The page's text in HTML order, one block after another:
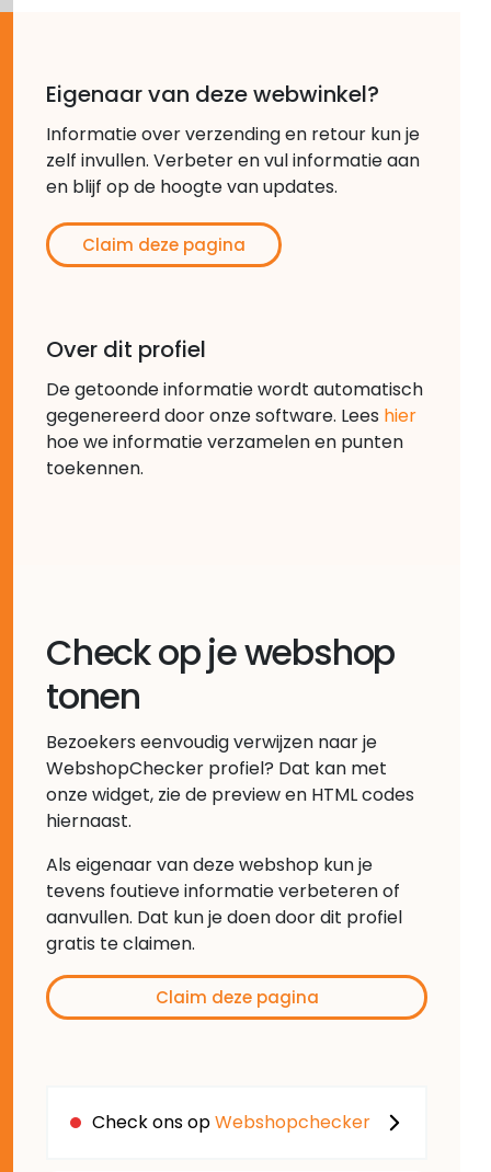
Eigenaar van deze webwinkel?
Informatie over verzending en retour kun je
zelf invullen. Verbeter en vul informatie aan
en blijf op de hoogte van updates.
Claim deze pagina
Over dit profiel
De getoonde informatie wordt automatisch
gegenereerd door onze software. Lees hier
hoe we informatie verzamelen en punten
toekennen.
Check op je webshop
tonen
Bezoekers eenvoudig verwijzen naar je
WebshopChecker profiel? Dat kan met
onze widget, zie de preview en HTML codes
hiernaast.
Als eigenaar van deze webshop kun je
tevens foutieve informatie verbeteren of
aanvullen. Dat kun je doen door dit profiel
gratis te claimen.
Claim deze pagina
Check ons opWebshopchecker